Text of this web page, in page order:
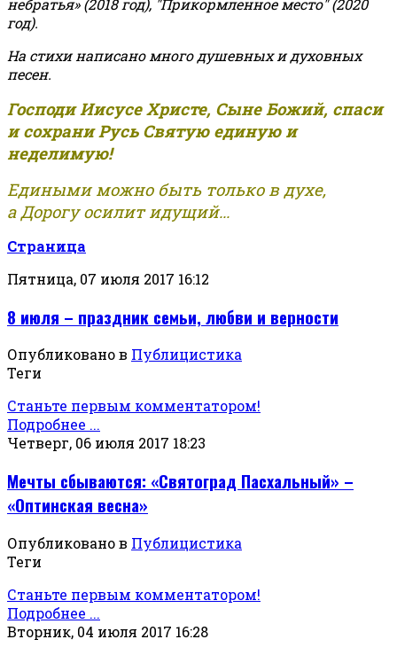
небратья» (2018 год), "Прикормленное место" (2020
год).
На стихи написано много душевных и духовных
песен.
Господи Иисусе Христе, Сыне Божий, спаси
и сохрани Русь Святую единую и
неделимую!
Едиными можно быть только в духе,
а Дорогу осилит идущий...
Страница
Пятница, 07 июля 2017 16:12
8 июля – праздник семьи, любви и верности
Опубликовано в Публицистика
Теги
Станьте первым комментатором!
Подробнее ...
Четверг, 06 июля 2017 18:23
Мечты сбываются: «Святоград Пасхальный» –
«Оптинская весна»
Опубликовано в Публицистика
Теги
Станьте первым комментатором!
Подробнее ...
Вторник, 04 июля 2017 16:28